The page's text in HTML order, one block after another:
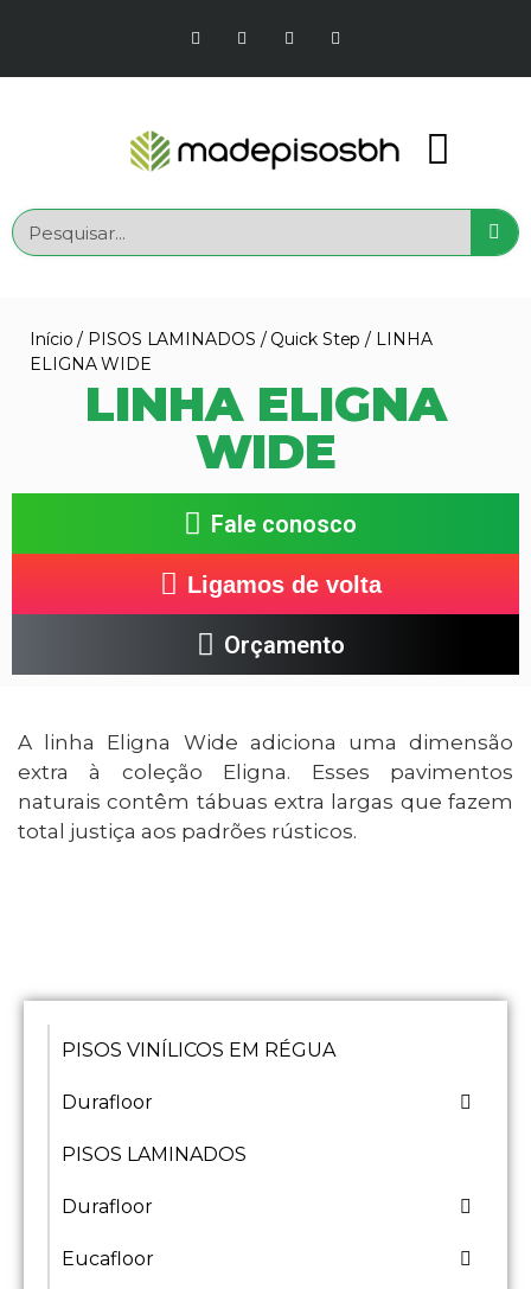
Início / PISOS LAMINADOS / Quick Step / LINHA
ELIGNA WIDE
LINHA ELIGNA
WIDE
Fale conosco
Ligamos de volta
Orçamento
A linha Eligna Wide adiciona uma dimensão
extra à coleção Eligna. Esses pavimentos
naturais contêm tábuas extra largas que fazem
total justiça aos padrões rústicos.
PISOS VINÍLICOS EM RÉGUA
Durafloor
PISOS LAMINADOS
Durafloor
Eucafloor